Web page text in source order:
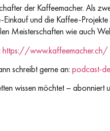
der Kaffeemacher. Als
und die Kaffee-
Meisterschaften wie auch
https://www.kaffeemacher.ch/
schreibt gerne an: podcast-
wissen möchtet – abonniert